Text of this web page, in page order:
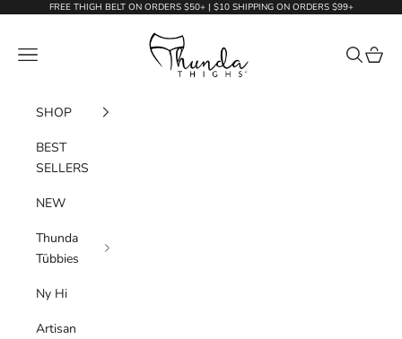
Skip to contentFREE THIGH BELT ON ORDERS $50+ | $10 SHIPPING ON ORDERS $99+
Thunda Thighs
Navigation menu
Search
Cart
SHOP
BEST
SELLERS
NEW
Thunda
Tūbbies
Ny Hi
Artisan